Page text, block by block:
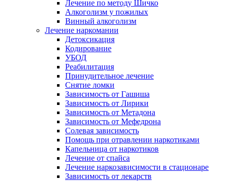
Лечение по методу Шичко
Алкоголизм у пожилых
Винный алкоголизм
Лечение наркомании
Детоксикация
Кодирование
УБОД
Реабилитация
Принудительное лечение
Снятие ломки
Зависимость от Гашиша
Зависимость от Лирики
Зависимость от Метадона
Зависимость от Мефедрона
Солевая зависимость
Помощь при отравлении наркотиками
Капельница от наркотиков
Лечение от спайса
Лечение наркозависимости в стационаре
Зависимость от лекарств